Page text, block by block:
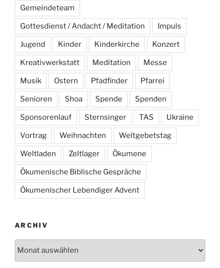
Gemeindeteam
Gottesdienst / Andacht / Meditation Impuls
Jugend Kinder Kinderkirche Konzert
Kreativwerkstatt Meditation Messe
Musik Ostern Pfadfinder Pfarrei
Senioren Shoa Spende Spenden
Sponsorenlauf Sternsinger TAS Ukraine
Vortrag Weihnachten Weltgebetstag
Weltladen Zeltlager Ökumene
Ökumenische Biblische Gespräche
Ökumenischer Lebendiger Advent
ARCHIV